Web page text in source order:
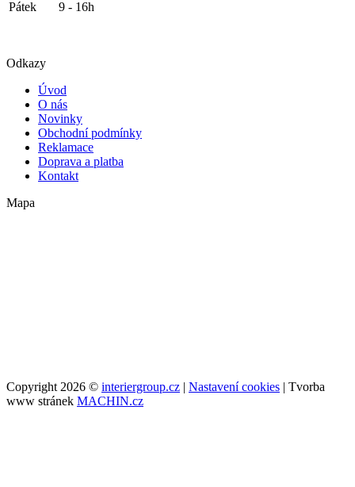
Pátek
9 - 16h
Odkazy
Úvod
O nás
Novinky
Obchodní podmínky
Reklamace
Doprava a platba
Kontakt
Mapa
Copyright 2026 © interiergroup.cz | Nastavení cookies | Tvorba
www stránek MACHIN.cz